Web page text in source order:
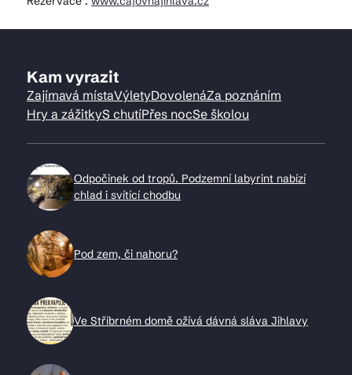
Kam vyrazit
Zajímavá místaVýletyDovolenáZa poznáním
Hry a zážitkyS chutíPřes nocSe školou
Odpočinek od tropů. Podzemní labyrint nabízí
chlad i svítící chodbu
Pod zem, či nahoru?
Ve Stříbrném domě ožívá dávná sláva Jihlavy